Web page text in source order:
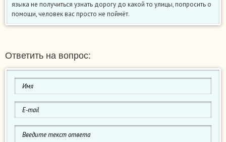
языка не получиться узнать дорогу до какой то улицы, попросить о
помощи, человек вас просто не поймёт.
Ответить на вопрос: